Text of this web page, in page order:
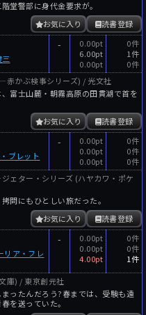
堂警部に身代金要求が。
読書登録
お気に入り
三
-
0.00pt
6.00pt
0.00pt
0件
1件
0件
赤かぶ検事シリーズ) / 光文社
富士山麓・朝霧高原の田貫湖で首を
読書登録
お気に入り
ブレット
-
0.00pt
0.00pt
0.00pt
0件
0件
0件
ェター・シリーズ (ハヤカワ・ポケ
問にもひとしい旅だった。
読書登録
お気に入り
リア・フレ
-
0.00pt
0.00pt
4.00pt
0件
0件
1件
庫) / 東京創元社
ったんだろう?春までは、受験も遠
を送っていた。